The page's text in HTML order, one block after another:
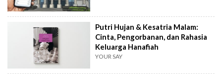
Putri Hujan & Kesatria Malam:
Cinta, Pengorbanan, dan Rahasia
Keluarga Hanafiah
YOUR SAY